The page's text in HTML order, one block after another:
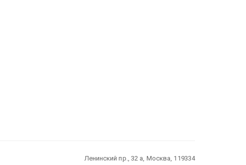
Ленинский пр., 32 а, Москва, 119334